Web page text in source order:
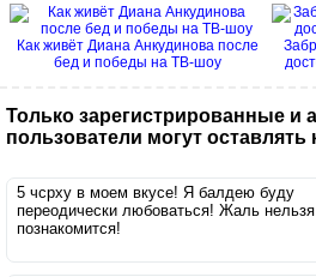
Как живёт Диана Анкудинова после
бед и победы на ТВ-шоу
Только зарегистрированные и
пользователи могут
5 чсрху в моем вкусе! Я балдею буду
переодически любоваться! Жаль нельзя
познакомится!